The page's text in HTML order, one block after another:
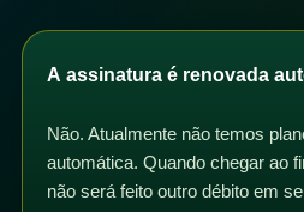
A assinatura é renovada
Não. Atualmente não temos
automática. Quando chegar ao
não será feito outro débito em